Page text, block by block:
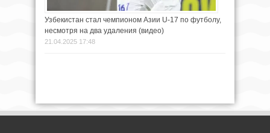
Узбекистан стал чемпионом Азии U-17 по футболу,
несмотря на два удаления (видео)
21.04.2025 17:48